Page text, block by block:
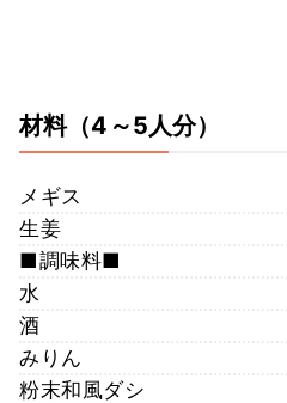
材料（4～5人分）
メギス
生姜
■調味料■
水
酒
みりん
粉末和風ダシ